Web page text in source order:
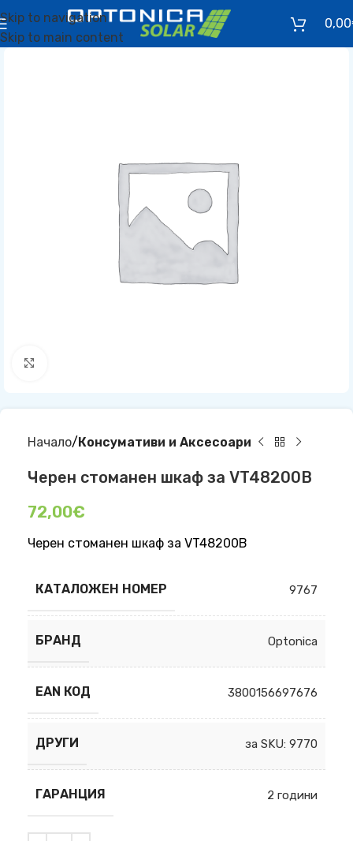
Skip to navigation
Skip to main content
0,00
Начало Консумативи и Аксесоари
Черен стоманен шкаф за VT48200B
72,00€
Черен стоманен шкаф за VT48200B
КАТАЛОЖЕН НОМЕР 9767
БРАНД Optonica
EAN КОД 3800156697676
ДРУГИ за SKU: 9770
ГАРАНЦИЯ 2 години